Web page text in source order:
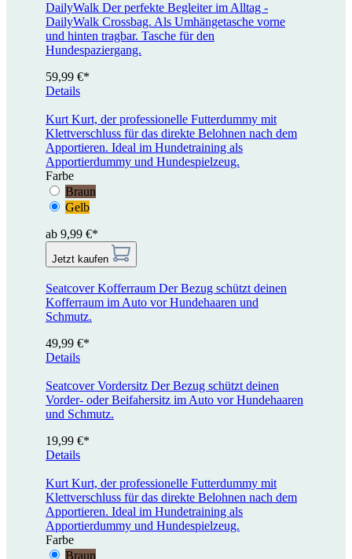
DailyWalk Der perfekte Begleiter im Alltag -
DailyWalk Crossbag. Als Umhängetasche vorne
und hinten tragbar. Tasche für den
Hundespaziergang.
59,99 €*
Details
Kurt Kurt, der professionelle Futterdummy mit
Klettverschluss für das direkte Belohnen nach dem
Apportieren. Ideal im Hundetraining als
Apportierdummy und Hundespielzeug.
Farbe
Braun
Gelb
ab 9,99 €*
Jetzt kaufen
Seatcover Kofferraum Der Bezug schützt deinen
Kofferraum im Auto vor Hundehaaren und
Schmutz.
49,99 €*
Details
Seatcover Vordersitz Der Bezug schützt deinen
Vorder- oder Beifahersitz im Auto vor Hundehaaren
und Schmutz.
19,99 €*
Details
Kurt Kurt, der professionelle Futterdummy mit
Klettverschluss für das direkte Belohnen nach dem
Apportieren. Ideal im Hundetraining als
Apportierdummy und Hundespielzeug.
Farbe
Braun